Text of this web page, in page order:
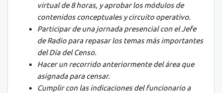
virtual de 8 horas, y aprobar los módulos de
contenidos conceptuales y circuito operativo.
Participar de una jornada presencial con el Jefe
de Radio para repasar los temas más importantes
del Día del Censo.
Hacer un recorrido anteriormente del área que
asignada para censar.
Cumplir con las indicaciones del funcionario a